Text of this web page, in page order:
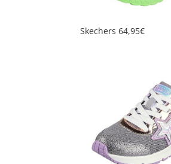
Skechers 64,95€